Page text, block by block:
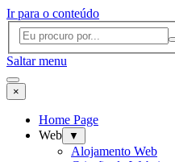
Ir para o conteúdo
Saltar menu
×
Home Page
Web
▼
Alojamento Web